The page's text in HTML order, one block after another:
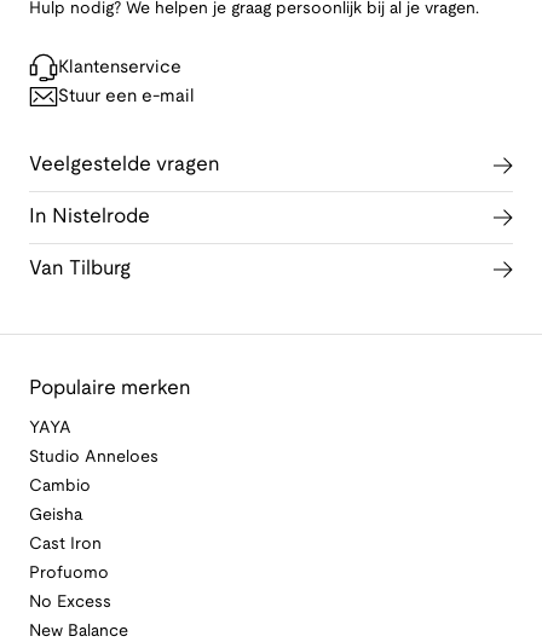
Hulp nodig? We helpen je graag persoonlijk bij al je vragen.
Klantenservice
Stuur een e-mail
Veelgestelde vragen
In Nistelrode
Van Tilburg
Populaire merken
YAYA
Studio Anneloes
Cambio
Geisha
Cast Iron
Profuomo
No Excess
New Balance